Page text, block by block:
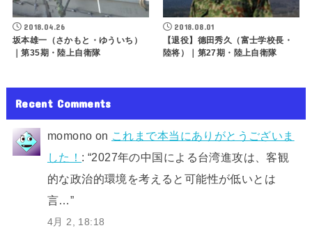
2018.04.26
坂本雄一（さかもと・ゆういち）
｜第35期・陸上自衛隊
2018.08.01
【退役】德田秀久（富士学校長・
陸将）｜第27期・陸上自衛隊
Recent Comments
momono on これまで本当にありがとうございま
した！ : “2027年の中国による台湾進攻は、客観
的な政治的環境を考えると可能性が低いとは
言…”
4月 2, 18:18